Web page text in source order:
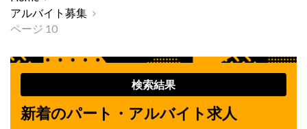
アルバイト募集
ページ 10
検索結果
新着のパート・アルバイト求人